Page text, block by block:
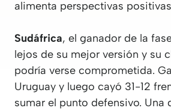
alimenta perspectivas
Sudáfrica, el ganador de la
lejos de su mejor versión y su
podría verse comprometida.
Uruguay y luego cayó 31-12
sumar el punto defensivo. Una